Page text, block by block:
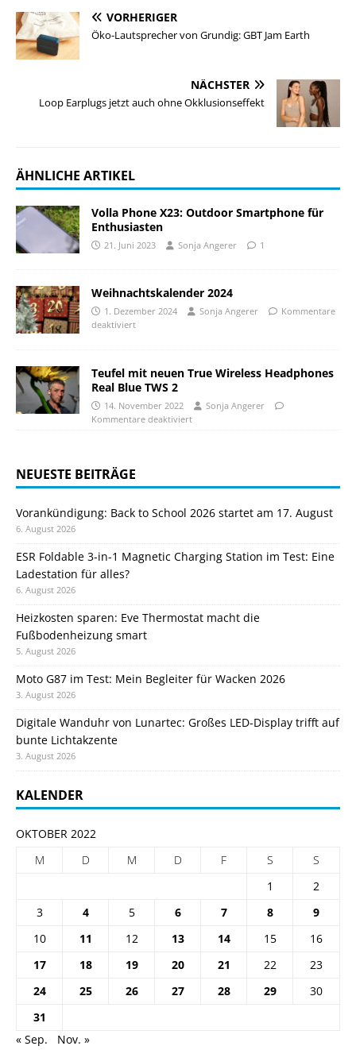
VORHERIGER
Öko-Lautsprecher von Grundig: GBT Jam Earth
NÄCHSTER
Loop Earplugs jetzt auch ohne Okklusionseffekt
ÄHNLICHE ARTIKEL
Volla Phone X23: Outdoor Smartphone für
Enthusiasten
21. Juni 2023 Sonja Angerer 1
Weihnachtskalender 2024
1. Dezember 2024 Sonja Angerer
Kommentare
deaktiviert
Teufel mit neuen True Wireless Headphones
Real Blue TWS 2
14. November 2022
Sonja Angerer
Kommentare deaktiviert
NEUESTE BEITRÄGE
Vorankündigung: Back to School 2026 startet am 17. August
6. August 2026
ESR Foldable 3-in-1 Magnetic Charging Station im Test: Eine
Ladestation für alles?
6. August 2026
Heizkosten sparen: Eve Thermostat macht die
Fußbodenheizung smart
5. August 2026
Moto G87 im Test: Mein Begleiter für Wacken 2026
3. August 2026
Digitale Wanduhr von Lunartec: Großes LED-Display trifft auf
bunte Lichtakzente
3. August 2026
KALENDER
OKTOBER 2022
M
D M D F S
S
1
2
3
4 5 6 7 8
9
10
11 12 13 14 15
16
17
18 19 20 21 22
23
24
25 26 27 28 29
30
31
« Sep.
Nov. »